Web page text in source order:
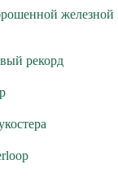
железной
рекорд